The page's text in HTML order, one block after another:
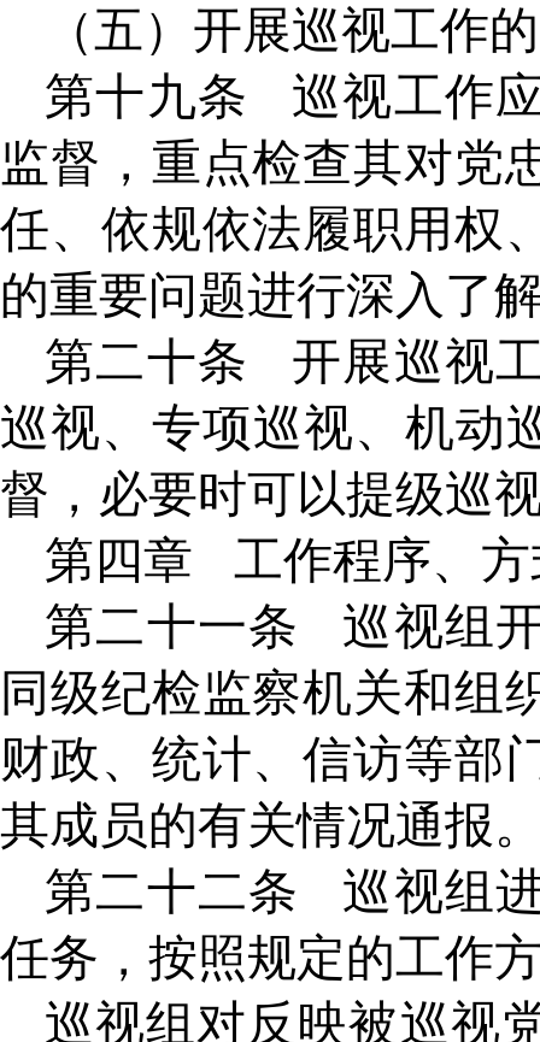
（五）开展巡视工作
第十九条
巡视工作
监督，重点检查其对党
任、依规依法履职用权
的重要问题进行深入了
第二十条
开展巡视
巡视、专项巡视、机动
督，必要时可以提级巡
第四章
工作程序、
第二十一条
巡视组
同级纪检监察机关和组
财政、统计、信访等部
其成员的有关情况通报
第二十二条
巡视组
任务，按照规定的工作
巡视组对反映被巡视